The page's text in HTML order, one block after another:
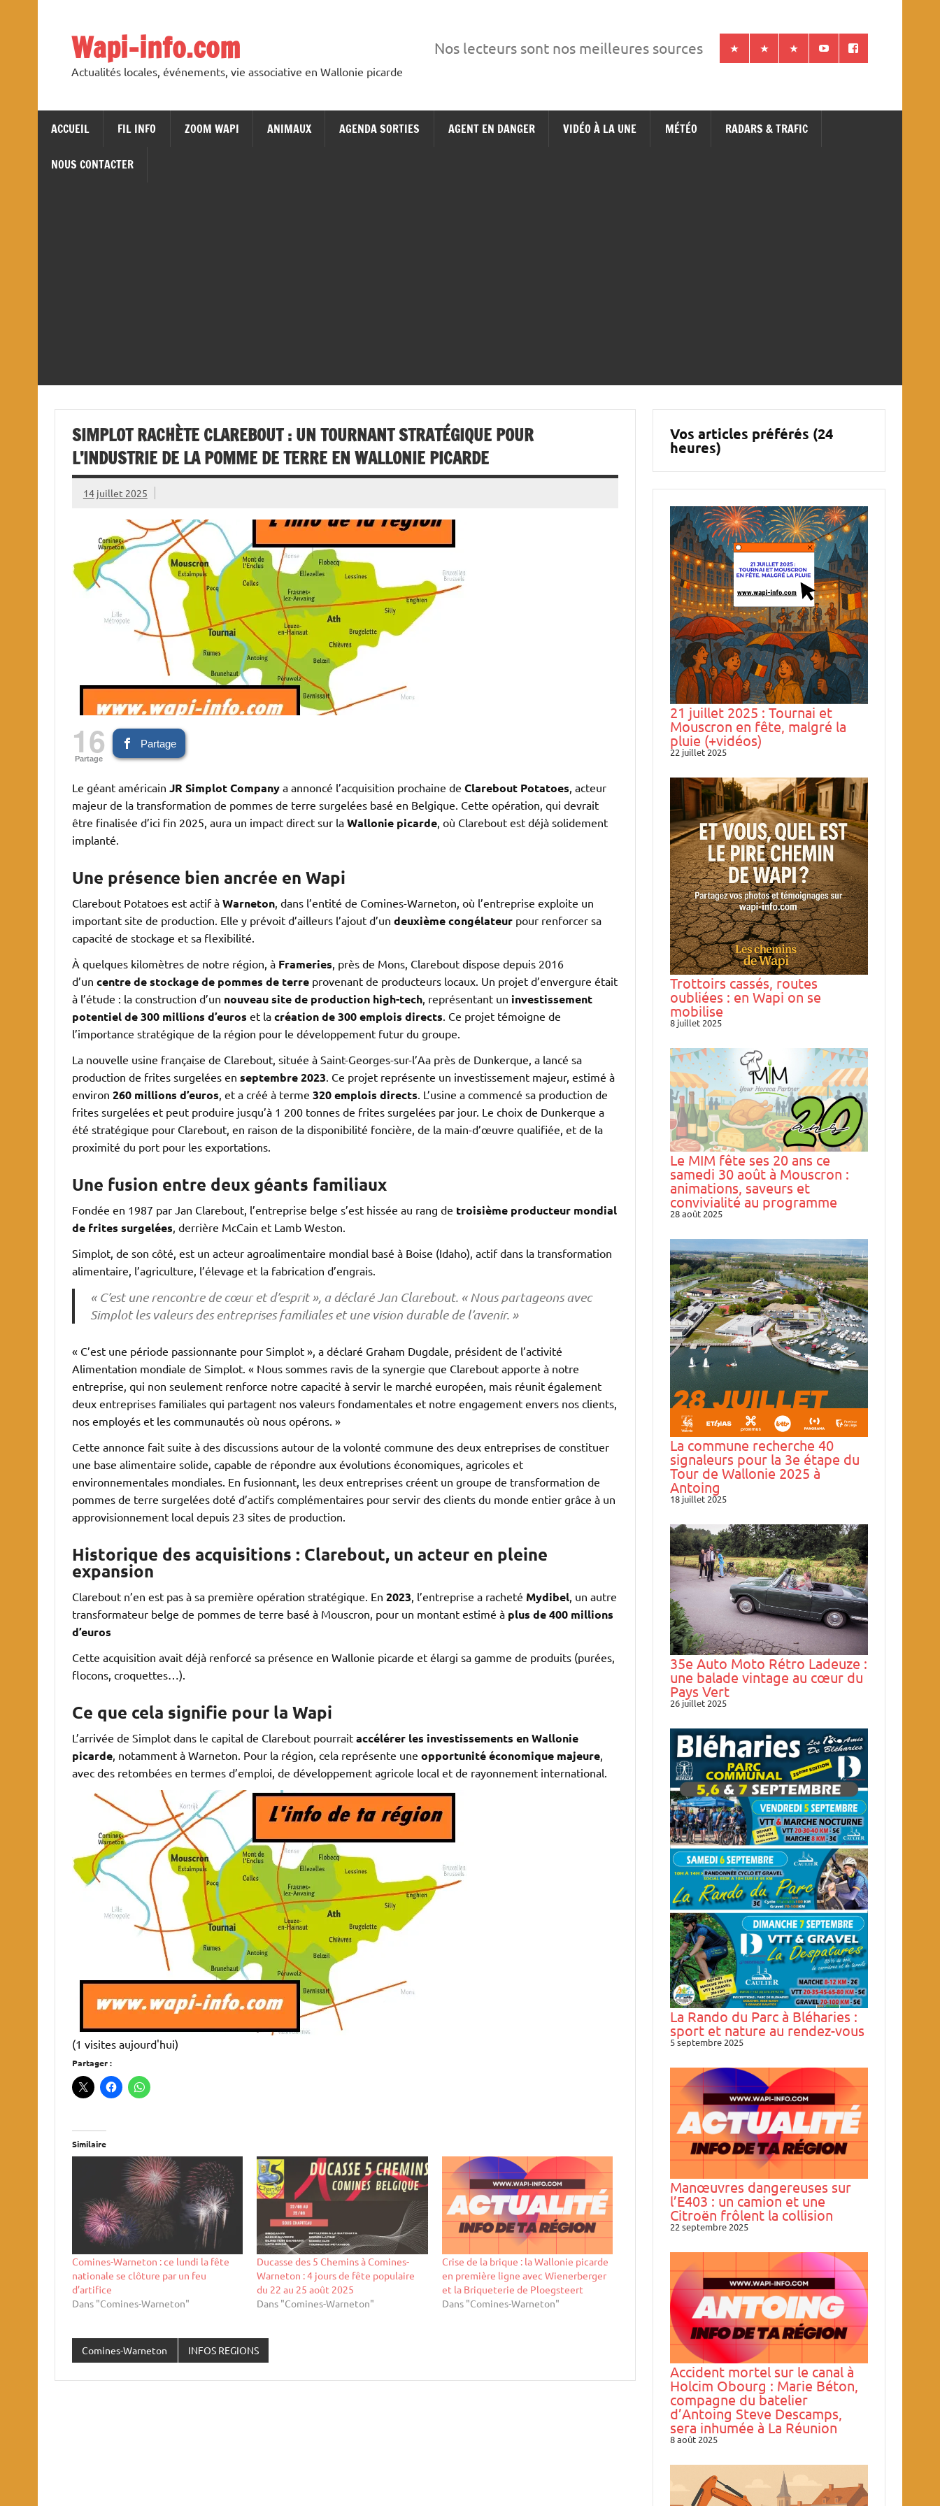
Wapi-info.com
Actualités locales, événements, vie associative en Wallonie picarde
Nos lecteurs sont nos meilleures sources
ACCUEIL FIL INFO ZOOM WAPI ANIMAUX AGENDA SORTIES AGENT EN DANGER VIDÉO À LA UNE MÉTÉO RADARS & TRAFIC
NOUS CONTACTER
SIMPLOT RACHÈTE CLAREBOUT : UN TOURNANT STRATÉGIQUE POUR
L’INDUSTRIE DE LA POMME DE TERRE EN WALLONIE PICARDE
14 juillet 2025
16
Partage
Partage
Le géant américain JR Simplot Companya annoncé l’acquisition prochaine de Clarebout Potatoes, acteur
majeur de la transformation de pommes de terre surgelées basé en Belgique. Cette opération, qui devrait
être finalisée d’ici fin 2025, aura un impact direct sur la Wallonie picarde, où Clarebout est déjà solidement
implanté.
Une présence bien ancrée en Wapi
Clarebout Potatoes est actif à Warneton, dans l’entité de Comines-Warneton, où l’entreprise exploite un
important site de production. Elle y prévoit d’ailleurs l’ajout d’un deuxième congélateurpour renforcer sa
capacité de stockage et sa flexibilité.
À quelques kilomètres de notre région, à Frameries, près de Mons, Clarebout dispose depuis 2016
d’un centre de stockage de pommes de terreprovenant de producteurs locaux. Un projet d’envergure était
à l’étude : la construction d’un nouveau site de production high-tech, représentant un investissement
potentiel de 300 millions d’euros et la création de 300 emplois directs. Ce projet témoigne de
l’importance stratégique de la région pour le développement futur du groupe.
La nouvelle usine française de Clarebout, située à Saint-Georges-sur-l’Aa près de Dunkerque, a lancé sa
production de frites surgelées en septembre 2023. Ce projet représente un investissement majeur, estimé à
environ 260 millions d’euros, et a créé à terme 320 emplois directs. L’usine a commencé sa production de
frites surgelées et peut produire jusqu’à 1 200 tonnes de frites surgelées par jour. Le choix de Dunkerque a
été stratégique pour Clarebout, en raison de la disponibilité foncière, de la main-d’œuvre qualifiée, et de la
proximité du port pour les exportations.
Une fusion entre deux géants familiaux
Fondée en 1987 par Jan Clarebout, l’entreprise belge s’est hissée au rang de troisième producteur mondial
de frites surgelées , derrière McCain et Lamb Weston.
Simplot, de son côté, est un acteur agroalimentaire mondial basé à Boise (Idaho), actif dans la transformation
alimentaire, l’agriculture, l’élevage et la fabrication d’engrais.
« C’est une rencontre de cœur et d’esprit », a déclaré Jan Clarebout. « Nous partageons avec
Simplot les valeurs des entreprises familiales et une vision durable de l’avenir. »
« C’est une période passionnante pour Simplot », a déclaré Graham Dugdale, président de l’activité
Alimentation mondiale de Simplot. « Nous sommes ravis de la synergie que Clarebout apporte à notre
entreprise, qui non seulement renforce notre capacité à servir le marché européen, mais réunit également
deux entreprises familiales qui partagent nos valeurs fondamentales et notre engagement envers nos clients,
nos employés et les communautés où nous opérons. »
Cette annonce fait suite à des discussions autour de la volonté commune des deux entreprises de constituer
une base alimentaire solide, capable de répondre aux évolutions économiques, agricoles et
environnementales mondiales. En fusionnant, les deux entreprises créent un groupe de transformation de
pommes de terre surgelées doté d’actifs complémentaires pour servir des clients du monde entier grâce à un
approvisionnement local depuis 23 sites de production.
Historique des acquisitions : Clarebout, un acteur en pleine
expansion
Clarebout n’en est pas à sa première opération stratégique. En 2023, l’entreprise a racheté Mydibel, un autre
transformateur belge de pommes de terre basé à Mouscron, pour un montant estimé à plus de 400 millions
d’euros
Cette acquisition avait déjà renforcé sa présence en Wallonie picarde et élargi sa gamme de produits (purées,
flocons, croquettes…).
Ce que cela signifie pour la Wapi
L’arrivée de Simplot dans le capital de Clarebout pourrait accélérer les investissements en Wallonie
picarde, notamment à Warneton. Pour la région, cela représente une opportunité économique majeure,
avec des retombées en termes d’emploi, de développement agricole local et de rayonnement international.
(1 visites aujourd'hui)
Partager :
Similaire
Comines-Warneton : ce lundi la fête
nationale se clôture par un feu
d’artifice
Dans "Comines-Warneton"
Ducasse des 5 Chemins à Comines-
Warneton : 4 jours de fête populaire
du 22 au 25 août 2025
Dans "Comines-Warneton"
Crise de la brique : la Wallonie picarde
en première ligne avec Wienerberger
et la Briqueterie de Ploegsteert
Dans "Comines-Warneton"
Comines-Warneton INFOS REGIONS
Vos articles préférés (24
heures)
21 juillet 2025 : Tournai et
Mouscron en fête, malgré la
pluie (+vidéos)
22 juillet 2025
Trottoirs cassés, routes
oubliées : en Wapi on se
mobilise
8 juillet 2025
Le MIM fête ses 20 ans ce
samedi 30 août à Mouscron :
animations, saveurs et
convivialité au programme
28 août 2025
La commune recherche 40
signaleurs pour la 3e étape du
Tour de Wallonie 2025 à
Antoing
18 juillet 2025
35e Auto Moto Rétro Ladeuze :
une balade vintage au cœur du
Pays Vert
26 juillet 2025
La Rando du Parc à Bléharies :
sport et nature au rendez-vous
5 septembre 2025
Manœuvres dangereuses sur
l’E403 : un camion et une
Citroën frôlent la collision
22 septembre 2025
Accident mortel sur le canal à
Holcim Obourg : Marie Béton,
compagne du batelier
d’Antoing Steve Descamps,
sera inhumée à La Réunion
8 août 2025